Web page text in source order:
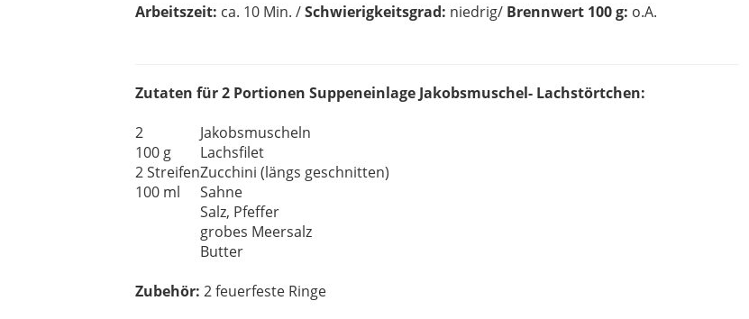
Arbeitszeit: ca. 10 Min. /Schwierigkeitsgrad: niedrig/ Brennwert 100 g: o.A.
Zutaten für 2 Portionen Suppeneinlage Jakobsmuschel- Lachstörtchen:
2
Jakobsmuscheln
100 g
Lachsfilet
2 StreifenZucchini (längs geschnitten)
100 ml
Sahne
Salz, Pfeffer
grobes Meersalz
Butter
Zubehör: 2 feuerfeste Ringe